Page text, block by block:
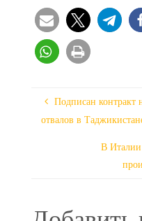
Подписан контракт
отвалов в
В Италии